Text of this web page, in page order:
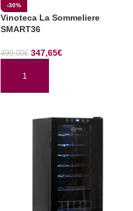
-30%
Vinoteca La Sommeliere
SMART36
499,00€ 347,65€
AÑADIR AL CARRITO